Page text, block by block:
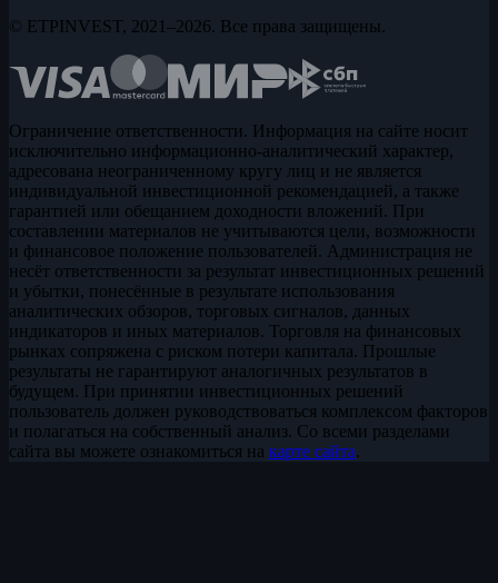
© ETPINVEST, 2021–2026. Все права защищены.
Ограничение ответственности. Информация на сайте носит
исключительно информационно-аналитический характер,
адресована неограниченному кругу лиц и не является
индивидуальной инвестиционной рекомендацией, а также
гарантией или обещанием доходности вложений. При
составлении материалов не учитываются цели, возможности
и финансовое положение пользователей. Администрация не
несёт ответственности за результат инвестиционных решений
и убытки, понесённые в результате использования
аналитических обзоров, торговых сигналов, данных
индикаторов и иных материалов. Торговля на финансовых
рынках сопряжена с риском потери капитала. Прошлые
результаты не гарантируют аналогичных результатов в
будущем. При принятии инвестиционных решений
пользователь должен руководствоваться комплексом факторов
и полагаться на собственный анализ. Со всеми разделами
сайта вы можете ознакомиться на карте сайта.